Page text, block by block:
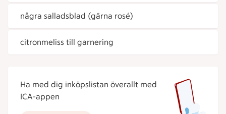
några salladsblad (gärna rosé)
citronmeliss till garnering
Ha med dig inköpslistan överallt med
ICA-appen